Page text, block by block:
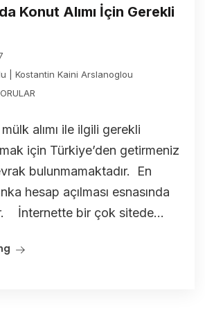
Konut Alımı İçin Gerekli
| Kostantin Kaini Arslanoglou
alımı ile ilgili gerekli
için Türkiye’den getirmeniz
bulunmamaktadır. En
hesap açılması esnasında
İnternette bir çok sitede...